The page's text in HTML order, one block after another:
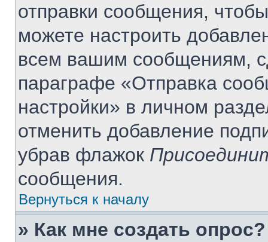
отправки сообщения,
можете настроить
всем вашим сообщениям,
параграфе «Отправка
настройки» в личном
отменить добавление
убрав флажок
сообщения.
Вернуться к началу
» Как мне создать опрос?